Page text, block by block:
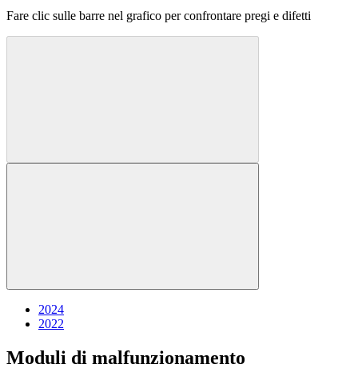
Fare clic sulle barre nel grafico per confrontare pregi e difetti
2024
2022
Moduli di malfunzionamento